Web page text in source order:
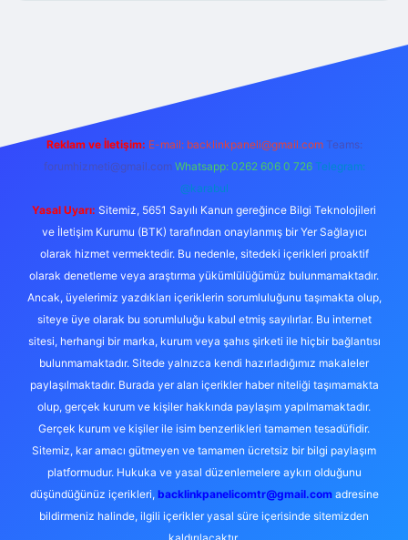
Reklam ve İletişim: E-mail: backlinkpaneli@gmail.com Teams:
forumhizmeti@gmail.com Whatsapp: 0262 606 0 726 Telegram:
@karabul
Yasal Uyarı: Sitemiz, 5651 Sayılı Kanun gereğince Bilgi Teknolojileri
ve İletişim Kurumu (BTK) tarafından onaylanmış bir Yer Sağlayıcı
olarak hizmet vermektedir. Bu nedenle, sitedeki içerikleri proaktif
olarak denetleme veya araştırma yükümlülüğümüz bulunmamaktadır.
Ancak, üyelerimiz yazdıkları içeriklerin sorumluluğunu taşımakta olup,
siteye üye olarak bu sorumluluğu kabul etmiş sayılırlar. Bu internet
sitesi, herhangi bir marka, kurum veya şahıs şirketi ile hiçbir bağlantısı
bulunmamaktadır. Sitede yalnızca kendi hazırladığımız makaleler
paylaşılmaktadır. Burada yer alan içerikler haber niteliği taşımamakta
olup, gerçek kurum ve kişiler hakkında paylaşım yapılmamaktadır.
Gerçek kurum ve kişiler ile isim benzerlikleri tamamen tesadüfidir.
Sitemiz, kar amacı gütmeyen ve tamamen ücretsiz bir bilgi paylaşım
platformudur. Hukuka ve yasal düzenlemelere aykırı olduğunu
düşündüğünüz içerikleri, backlinkpanelicomtr@gmail.comadresine
bildirmeniz halinde, ilgili içerikler yasal süre içerisinde sitemizden